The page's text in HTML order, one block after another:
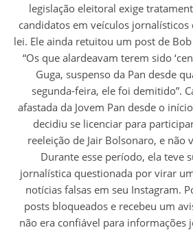
legislação eleitoral exige
candidatos em veículos jornalísticos
lei. Ele ainda retuitou um post de
“Os que alardeavam terem sido
Guga, suspenso da Pan desde
segunda-feira, ele foi demitido”.
afastada da Jovem Pan desde o
decidiu se licenciar para
reeleição de Jair Bolsonaro, e não
Durante esse período, ela teve
jornalística questionada por virar
notícias falsas em seu Instagram.
posts bloqueados e recebeu um
não era confiável para informações